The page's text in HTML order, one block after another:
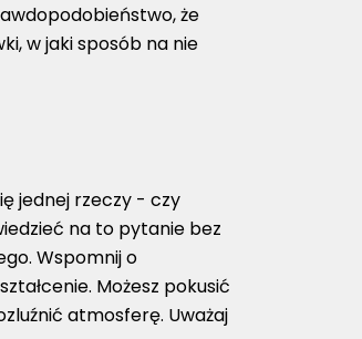
że
w jaki sposób na nie
jednej rzeczy - czy
na to pytanie bez
Wspomnij o
Możesz pokusić
atmosferę. Uważaj